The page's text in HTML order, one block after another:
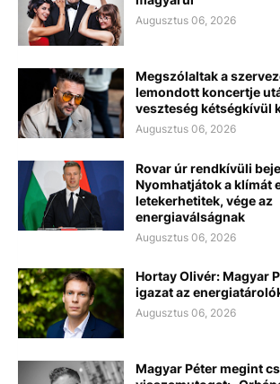
Augusztus 06, 2026
Megszólaltak a
lemondott koncertje
veszteség kétségkívül
Augusztus 06, 2026
Rovar úr rendkívüli
Nyomhatjátok a klímát
letekerhetitek, vége az
energiaválságnak
Augusztus 06, 2026
Hortay Olivér: Magyar
igazat az
Augusztus 06, 2026
Magyar Péter megint